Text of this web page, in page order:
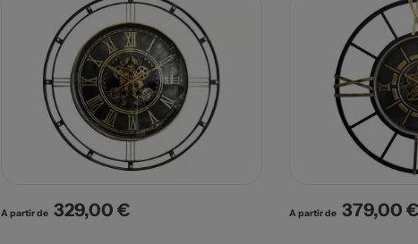
A partir de Prix
329,00 € A partir de Prix
379,00 €